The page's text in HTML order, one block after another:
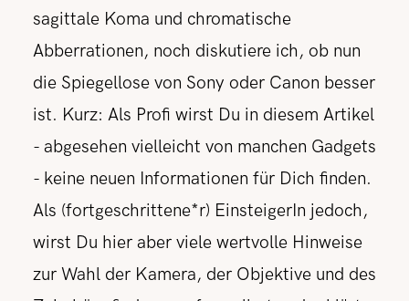
sagittale Koma und chromatische
Abberrationen, noch diskutiere ich, ob nun
die Spiegellose von Sony oder Canon besser
ist. Kurz: Als Profi wirst Du in diesem Artikel
- abgesehen vielleicht von manchen Gadgets
- keine neuen Informationen für Dich finden.
Als (fortgeschrittene*r) EinsteigerIn jedoch,
wirst Du hier aber viele wertvolle Hinweise
zur Wahl der Kamera, der Objektive und des